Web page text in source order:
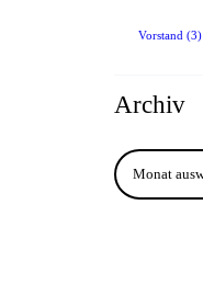
Vorstand (3)
Archiv
Archiv